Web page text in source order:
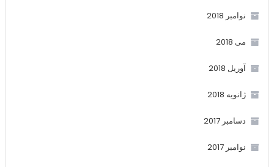
نوامبر 2018
می 2018
آوریل 2018
ژانویه 2018
دسامبر 2017
نوامبر 2017